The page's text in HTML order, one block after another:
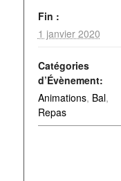
Fin :
1 janvier 2020
Catégories
d’Évènement:
Animations, Bal,
Repas